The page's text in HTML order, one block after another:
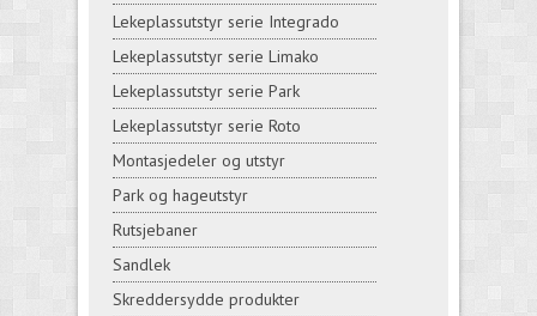
Lekeplassutstyr serie Integrado
Lekeplassutstyr serie Limako
Lekeplassutstyr serie Park
Lekeplassutstyr serie Roto
Montasjedeler og utstyr
Park og hageutstyr
Rutsjebaner
Sandlek
Skreddersydde produkter